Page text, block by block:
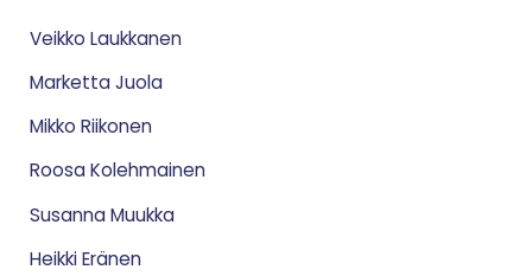
Veikko Laukkanen
Marketta Juola
Mikko Riikonen
Roosa Kolehmainen
Susanna Muukka
Heikki Eränen